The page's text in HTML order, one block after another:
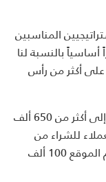
المناسبين
بالنسبة لنا
أكثر من رأس
في الوقت الحالي، يصل موقع "ممز ورلد" إلى أكثر من 650 ألف
يعود 45% من العملاء للشراء من
خمس إلى ست مرّات في السنة، فيما يقدّم الموقع 100 ألف